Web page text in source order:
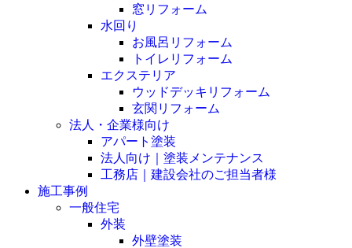
窓リフォーム
水回り
お風呂リフォーム
トイレリフォーム
エクステリア
ウッドデッキリフォーム
玄関リフォーム
法人・企業様向け
アパート塗装
法人向け｜塗装メンテナンス
工務店｜建設会社のご担当者様
施工事例
一般住宅
外装
外壁塗装